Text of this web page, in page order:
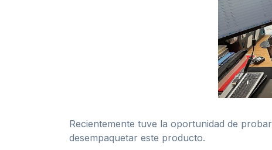
Recientemente tuve la oportunidad de
desempaquetar este producto.